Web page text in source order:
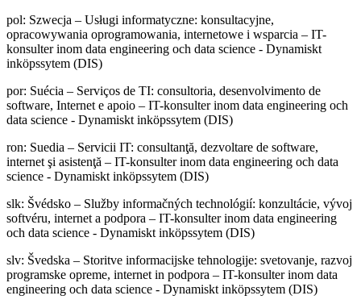
pol: Szwecja – Usługi informatyczne: konsultacyjne,
opracowywania oprogramowania, internetowe i wsparcia – IT-
konsulter inom data engineering och data science - Dynamiskt
inköpssytem (DIS)
por: Suécia – Serviços de TI: consultoria, desenvolvimento de
software, Internet e apoio – IT-konsulter inom data engineering och
data science - Dynamiskt inköpssytem (DIS)
ron: Suedia – Servicii IT: consultanţă, dezvoltare de software,
internet şi asistenţă – IT-konsulter inom data engineering och data
science - Dynamiskt inköpssytem (DIS)
slk: Švédsko – Služby informačných technológií: konzultácie, vývoj
softvéru, internet a podpora – IT-konsulter inom data engineering
och data science - Dynamiskt inköpssytem (DIS)
slv: Švedska – Storitve informacijske tehnologije: svetovanje, razvoj
programske opreme, internet in podpora – IT-konsulter inom data
engineering och data science - Dynamiskt inköpssytem (DIS)